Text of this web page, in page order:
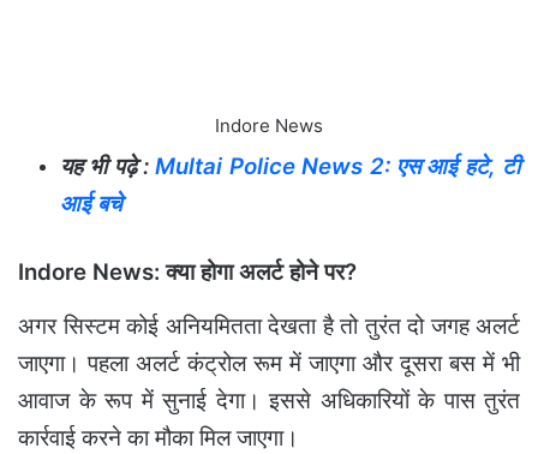
Indore News
यह भी पढ़े :Multai Police News 2: एस आई हटे, टी
आई बचे
Indore News: क्या होगा अलर्ट होने पर?
अगर सिस्टम कोई अनियमितता देखता है तो तुरंत दो जगह अलर्ट
जाएगा। पहला अलर्ट कंट्रोल रूम में जाएगा और दूसरा बस में भी
आवाज के रूप में सुनाई देगा। इससे अधिकारियों के पास तुरंत
कार्रवाई करने का मौका मिल जाएगा।